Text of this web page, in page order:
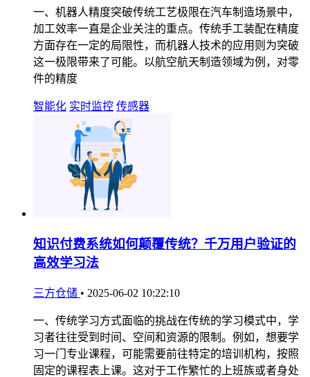
一、机器人精度突破传统工艺极限在汽车制造场景中，
加工效率一直是企业关注的重点。传统手工装配在精度
方面存在一定的局限性，而机器人技术的应用则为突破
这一极限带来了可能。以航空航天制造领域为例，对零
件的精度
智能化 实时监控 传感器
知识付费系统如何颠覆传统？千万用户验证的
高效学习法
三方仓储 • 2025-06-02 10:22:10
一、传统学习方式面临的挑战在传统的学习模式中，学
习者往往受到时间、空间和资源的限制。例如，想要学
习一门专业课程，可能需要前往特定的培训机构，按照
固定的课程表上课。这对于工作繁忙的上班族或者身处